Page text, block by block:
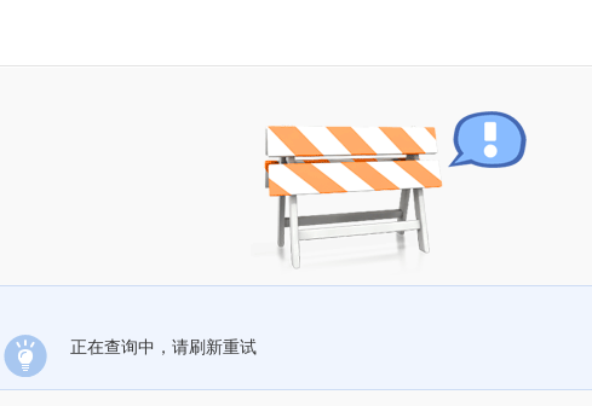
正在查询中，请刷新重试